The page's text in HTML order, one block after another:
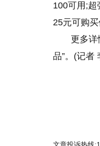
100可用;超
25元可购
更多详
品”。(记者